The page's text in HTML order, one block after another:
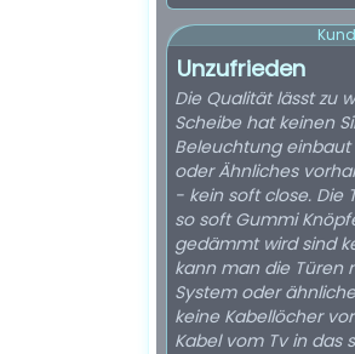
Unzufrieden
Die Qualität lässt zu
Scheibe hat keinen
Beleuchtung einbaut
oder Ähnliches
- kein soft close. Die
so soft Gummi
gedämmt wird sind
kann man die Türen
System oder
keine Kabellöcher
Kabel vom Tv in das